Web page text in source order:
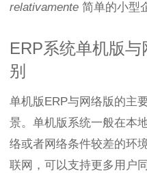
relativamente 简单的小型
ERP系统单机版
别
单机版ERP与网络版的主
景。单机版系统一般在本
络或者网络条件较差的环
联网，可以支持更多用户